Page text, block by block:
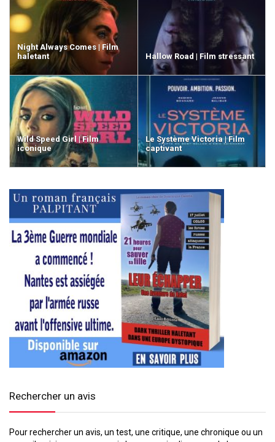
Night Always Comes | Film
haletant
Hallow Road | Film stressant
Wild Speed Girl | Film
iconique
Le Système Victoria | Film
captivant
Rechercher un avis
Pour rechercher un avis, un test, une critique, une chronique ou un